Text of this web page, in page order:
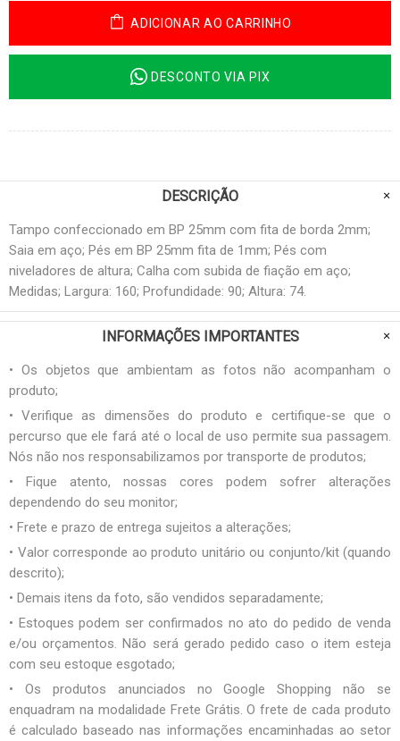
ADICIONAR AO CARRINHO
DESCONTO VIA PIX
DESCRIÇÃO
Tampo confeccionado em BP 25mm com fita de borda 2mm;
Saia em aço; Pés em BP 25mm fita de 1mm; Pés com
niveladores de altura; Calha com subida de fiação em aço;
Medidas; Largura: 160; Profundidade: 90; Altura: 74.
INFORMAÇÕES IMPORTANTES
• Os objetos que ambientam as fotos não acompanham o
produto;
• Verifique as dimensões do produto e certifique-se que o
percurso que ele fará até o local de uso permite sua passagem.
Nós não nos responsabilizamos por transporte de produtos;
• Fique atento, nossas cores podem sofrer alterações
dependendo do seu monitor;
• Frete e prazo de entrega sujeitos a alterações;
• Valor corresponde ao produto unitário ou conjunto/kit (quando
descrito);
• Demais itens da foto, são vendidos separadamente;
• Estoques podem ser confirmados no ato do pedido de venda
e/ou orçamentos. Não será gerado pedido caso o item esteja
com seu estoque esgotado;
• Os produtos anunciados no Google Shopping não se
enquadram na modalidade Frete Grátis. O frete de cada produto
é calculado baseado nas informações encaminhadas ao setor